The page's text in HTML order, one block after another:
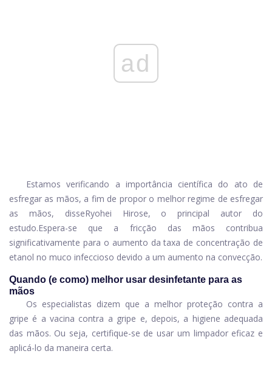
ad
Estamos verificando a importância científica do ato de
esfregar as mãos, a fim de propor o melhor regime de esfregar
as mãos, disseRyohei Hirose, o principal autor do
estudo.Espera-se que a fricção das mãos contribua
significativamente para o aumento da taxa de concentração de
etanol no muco infeccioso devido a um aumento na convecção.
Quando (e como) melhor usar desinfetante para as
mãos
Os especialistas dizem que a melhor proteção contra a
gripe é a vacina contra a gripe e, depois, a higiene adequada
das mãos. Ou seja, certifique-se de usar um limpador eficaz e
aplicá-lo da maneira certa.